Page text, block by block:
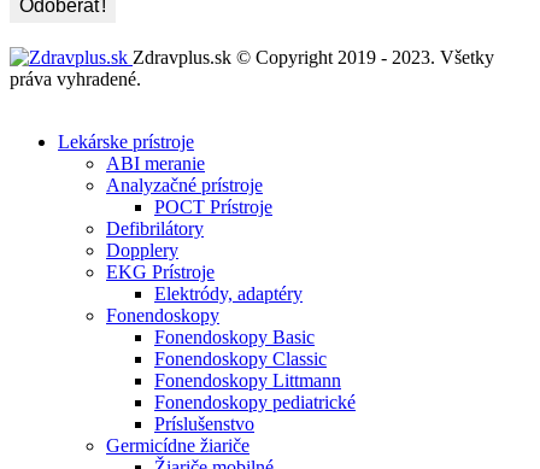
Zdravplus.sk © Copyright 2019 - 2023. Všetky
práva vyhradené.
Lekárske prístroje
ABI meranie
Analyzačné prístroje
POCT Prístroje
Defibrilátory
Dopplery
EKG Prístroje
Elektródy, adaptéry
Fonendoskopy
Fonendoskopy Basic
Fonendoskopy Classic
Fonendoskopy Littmann
Fonendoskopy pediatrické
Príslušenstvo
Germicídne žiariče